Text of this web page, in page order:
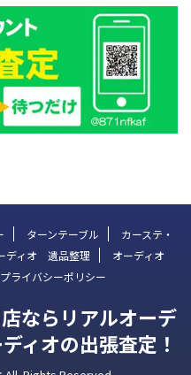
ターンテーブル
カーステ・
ディオ 遺品整理
オーディオ
プライバシーポリシー
ならリアルオーデ
ィオの出張査定！